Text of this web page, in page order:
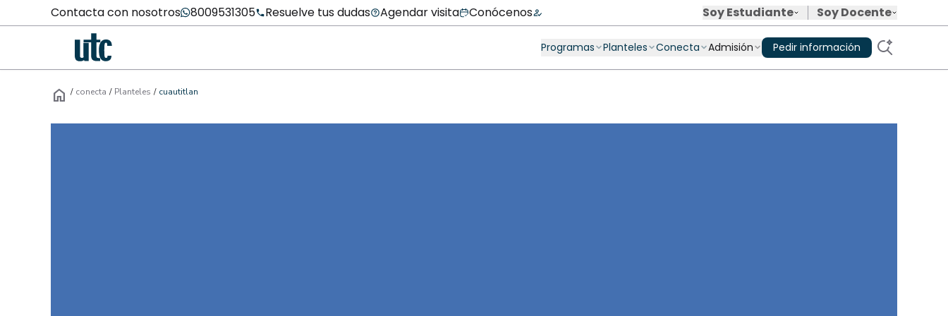
Contacta con nosotros 8009531305 Resuelve tus dudas Agendar visita Conócenos Soy Estudiante
Soy estudiante
Soy Docente
Equipo de rockstars
Programas Planteles Conecta Admisión Pedir información
home / conecta / Planteles / cuautitlan